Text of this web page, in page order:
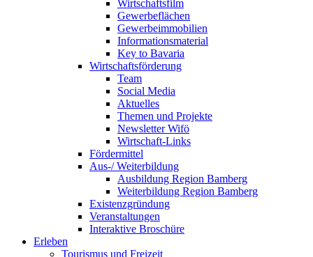
Wirtschaftsfilm
Gewerbeflächen
Gewerbeimmobilien
Informationsmaterial
Key to Bavaria
Wirtschaftsförderung
Team
Social Media
Aktuelles
Themen und Projekte
Newsletter Wifö
Wirtschaft-Links
Fördermittel
Aus-/ Weiterbildung
Ausbildung Region Bamberg
Weiterbildung Region Bamberg
Existenzgründung
Veranstaltungen
Interaktive Broschüre
Erleben
Tourismus und Freizeit